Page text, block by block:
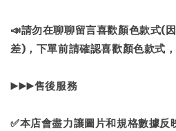
📣請勿在聊聊留言喜歡顏色款式(
差)，下單前請確認喜歡顏色款式
▶▶▶售後服務
✅本店會盡力讓圖片和規格數據反